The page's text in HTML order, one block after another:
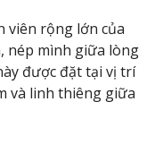
viên rộng lớn của
nép mình giữa lòng
được đặt tại vị trí
và linh thiêng giữa